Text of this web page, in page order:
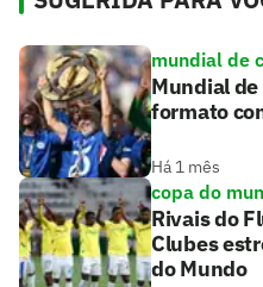
mundial de
Mundial
formato
Há 1 mês
copa do
Rivais do
Clubes
do Mundo